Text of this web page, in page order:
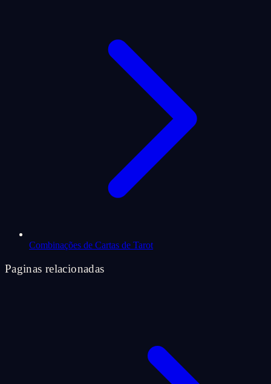
Combinações de Cartas de Tarot
Paginas relacionadas